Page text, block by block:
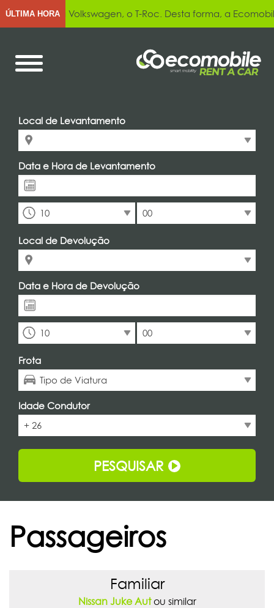
ÚLTIMA HORA
da Volkswagen, o T-Roc. Desta forma, a Ecomobile
Local de Levantamento
Data e Hora de Levantamento
10 00
Local de Devolução
Data e Hora de Devolução
10 00
Frota
Tipo de Viatura
Idade Condutor
+ 26
PESQUISAR
Passageiros
Familiar
Nissan Juke Autou similar